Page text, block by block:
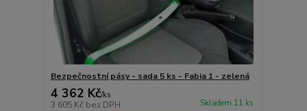
Bezpečnostní pásy - sada 5 ks - Fabia 1 - zelená
4 362 Kč/ks
3 605 Kč bez DPH Skladem 11 ks